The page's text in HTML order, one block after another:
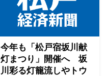
今年も「松戸宿坂川献
灯まつり」開催へ 坂
川彩る灯籠流しやトウ